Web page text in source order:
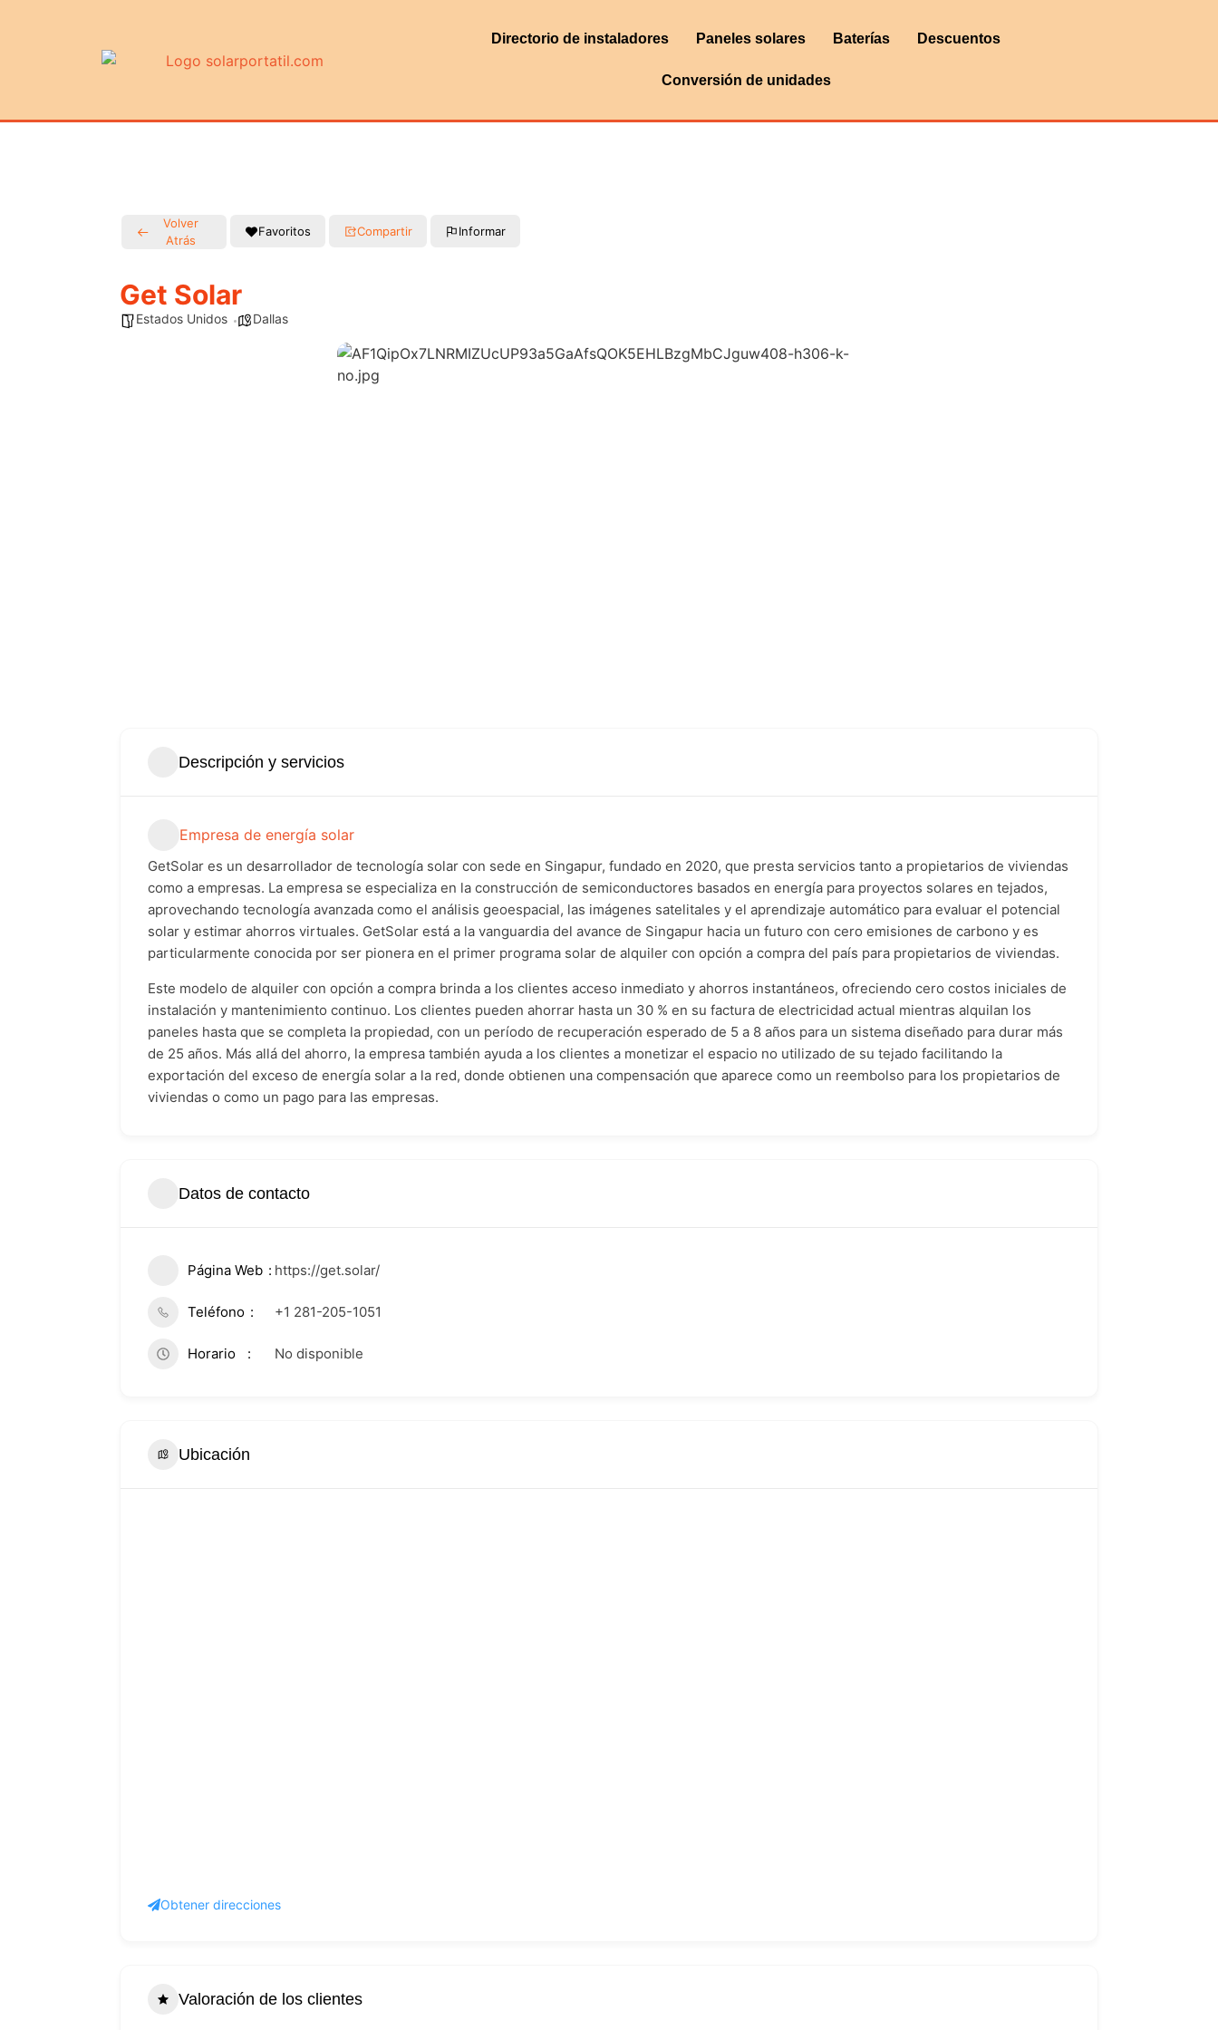
Directorio de instaladores Paneles solares Baterías Descuentos
Conversión de unidades
Volver
Atrás
Favoritos Compartir Informar
Get Solar
Estados Unidos Dallas
Descripción y servicios
Empresa de energía solar
GetSolar es un desarrollador de tecnología solar con sede en Singapur, fundado en 2020, que presta servicios tanto a propietarios de viviendas
como a empresas. La empresa se especializa en la construcción de semiconductores basados en energía para proyectos solares en tejados,
aprovechando tecnología avanzada como el análisis geoespacial, las imágenes satelitales y el aprendizaje automático para evaluar el potencial
solar y estimar ahorros virtuales. GetSolar está a la vanguardia del avance de Singapur hacia un futuro con cero emisiones de carbono y es
particularmente conocida por ser pionera en el primer programa solar de alquiler con opción a compra del país para propietarios de viviendas.
Este modelo de alquiler con opción a compra brinda a los clientes acceso inmediato y ahorros instantáneos, ofreciendo cero costos iniciales de
instalación y mantenimiento continuo. Los clientes pueden ahorrar hasta un 30 % en su factura de electricidad actual mientras alquilan los
paneles hasta que se completa la propiedad, con un período de recuperación esperado de 5 a 8 años para un sistema diseñado para durar más
de 25 años. Más allá del ahorro, la empresa también ayuda a los clientes a monetizar el espacio no utilizado de su tejado facilitando la
exportación del exceso de energía solar a la red, donde obtienen una compensación que aparece como un reembolso para los propietarios de
viviendas o como un pago para las empresas.
Datos de contacto
Página Web https://get.solar/
Teléfono +1 281-205-1051
Horario No disponible
Ubicación
Obtener direcciones
Valoración de los clientes